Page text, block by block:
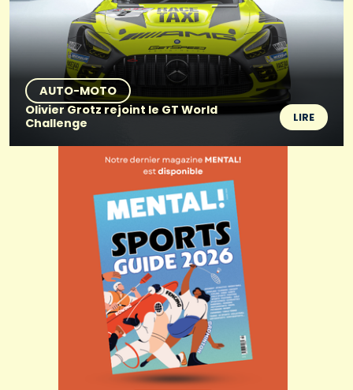
AUTO-MOTO
Olivier Grotz rejoint le GT World
Challenge
LIRE